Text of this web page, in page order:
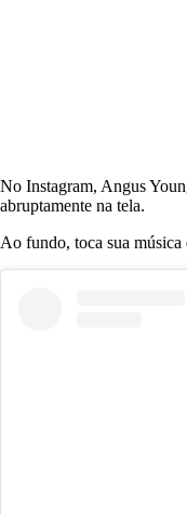
No Instagram, Angus
abruptamente na tela.
Ao fundo, toca sua música